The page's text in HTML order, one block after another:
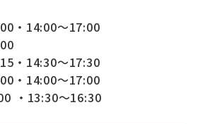
・14:00～17:00
・14:30～17:30
・14:00～17:00
・13:30～16:30